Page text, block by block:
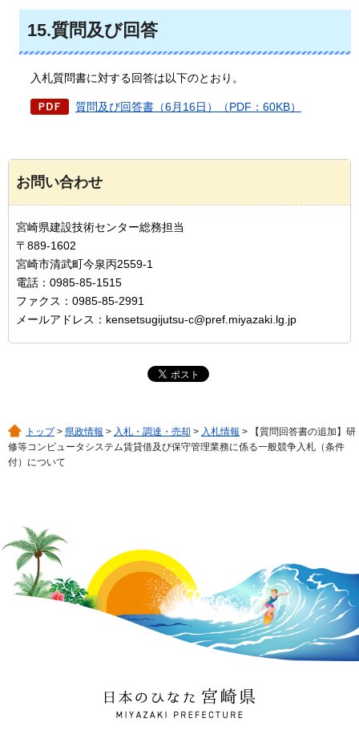
15.質問及び回答
入札質問書に対する回答は以下のとおり 。
質問及び回答書（6月16日）（PDF：60KB）
お問い合わせ
宮崎県建設技術センター総務担当
〒889-1602
宮崎市清武町今泉丙2559-1
電話：0985-85-1515
ファクス：0985-85-2991
メールアドレス：kensetsugijutsu-c@pref.miyazaki.lg.jp
トップ> 県政情報 > 入札・調達・売却 > 入札情報 > 【質問回答書の追加】研
修等コンピュータシステム賃貸借及び保守管理業務に係る一般競争入札（条件
付）について
日本のひなた 宮崎県
MIYAZAKI PREFECTURE